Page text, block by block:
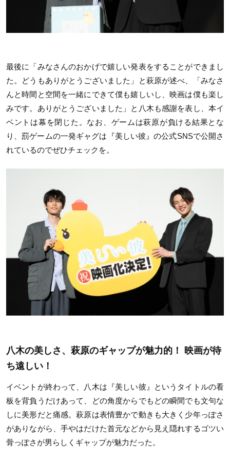
最後に「みなさんのおかげで嬉しい発表をすることができまし
た。どうもありがとうございました」と萩原が述べ、「みなさ
んと時間と空間を一緒にできて僕も嬉しいし、映画は僕も楽し
みです。ありがとうございました」と八木も感謝を表し、本イ
ベントは幕を閉じた。なお、ゲームは萩原が負ける結果とな
り、罰ゲームの一発ギャグは『美しい彼』の公式SNSで公開さ
れているのでぜひチェックを。
八木の美しさ、萩原のギャップが魅力的！ 映画が待
ち遠しい！
イベントが終わって、八木は『美しい彼』というタイトルの看
板を背負うだけあって、どの角度からでもどの瞬間でも文句な
しに美形だと痛感。萩原は表情豊かで動きも大きく少年っぽさ
がありながら、手やはだけた首元などから見え隠れするゴツい
骨っぽさが男らしくギャップが魅力だった。